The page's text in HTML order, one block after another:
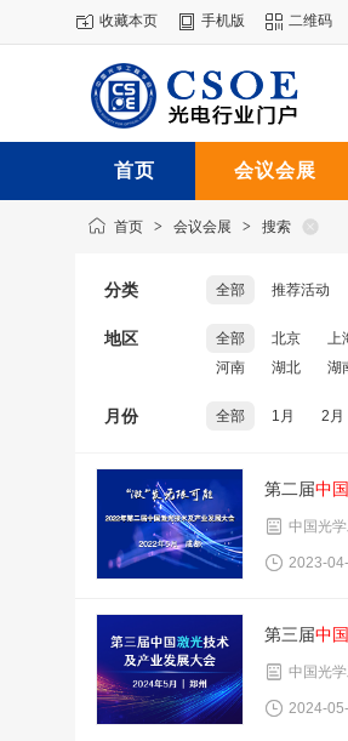
收藏本页 手机版 二维码
首页 会议会展
首页 > 会议会展 > 搜索
分类 全部 推荐活动
地区 全部 北京 上
河南
湖北 湖
月份 全部 1月 2月
第二届中
中国光
2023-
第三届中
中国光
2024-